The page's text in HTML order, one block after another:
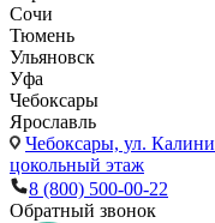
Сочи
Тюмень
Ульяновск
Уфа
Чебоксары
Ярославль
Чебоксары, ул.
цокольный этаж
8 (800) 500-00-22
Обратный звонок